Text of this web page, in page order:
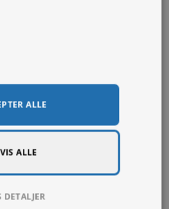
Affiche pour le Moulin Rouge La
ALLE
ALLE
DETALJER